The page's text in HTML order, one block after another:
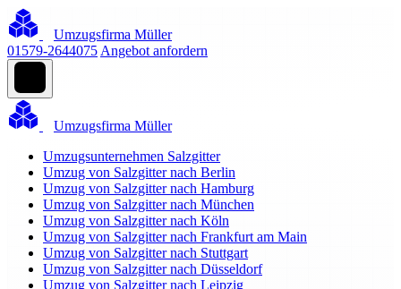
Umzugsfirma Müller
01579-2644075 Angebot anfordern
Umzugsfirma Müller
Umzugsunternehmen Salzgitter
Umzug von Salzgitter nach Berlin
Umzug von Salzgitter nach Hamburg
Umzug von Salzgitter nach München
Umzug von Salzgitter nach Köln
Umzug von Salzgitter nach Frankfurt am Main
Umzug von Salzgitter nach Stuttgart
Umzug von Salzgitter nach Düsseldorf
Umzug von Salzgitter nach Leipzig